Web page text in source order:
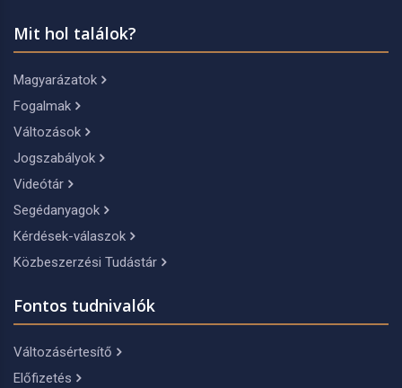
Mit hol találok?
Magyarázatok
Fogalmak
Változások
Jogszabályok
Videótár
Segédanyagok
Kérdések-válaszok
Közbeszerzési Tudástár
Fontos tudnivalók
Változásértesítő
Előfizetés